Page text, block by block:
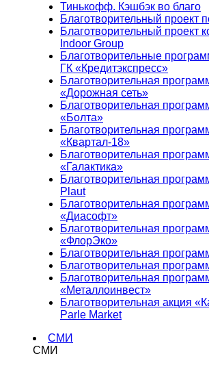
Тинькофф. Кэшбэк во благо
Благотворительный проект
Благотворительный проект
Indoor Group
Благотворительные
ГК «Кредитэкспресс»
Благотворительная
«Дорожная сеть»
Благотворительная
«Болта»
Благотворительная
«Квартал-18»
Благотворительная
«Галактика»
Благотворительная
Plaut
Благотворительная
«Диасофт»
Благотворительная
«ФлорЭко»
Благотворительная
Благотворительная
Благотворительная
«Металлоинвест»
Благотворительная акция
Parle Market
СМИ
СМИ